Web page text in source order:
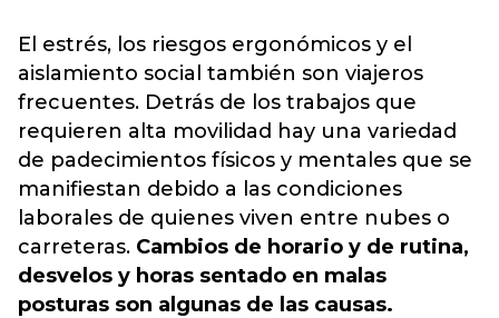
El estrés, los riesgos ergonómicos y el
aislamiento social también son viajeros
frecuentes. Detrás de los trabajos que
requieren alta movilidad hay una variedad
de padecimientos físicos y mentales que se
manifiestan debido a las condiciones
laborales de quienes viven entre nubes o
carreteras. Cambios de horario y de rutina,
desvelos y horas sentado en malas
posturas son algunas de las causas.